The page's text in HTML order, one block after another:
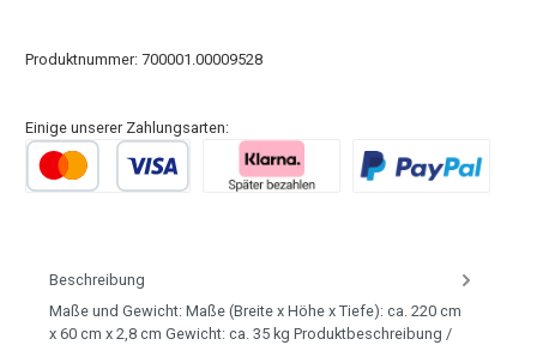
Produktnummer: 700001.00009528
Einige unserer Zahlungsarten:
Beschreibung
Maße und Gewicht: Maße (Breite x Höhe x Tiefe): ca. 220 cm
x 60 cm x 2,8 cm Gewicht: ca. 35 kg Produktbeschreibung /